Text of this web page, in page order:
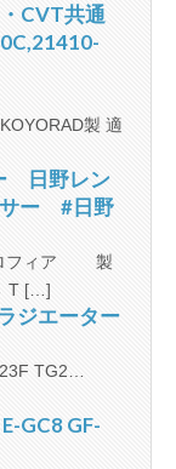
CVT共通
製 適
日野レン
ー #日野
フィア 製
T […]
ジエーター
TG2…
GC8 GF-